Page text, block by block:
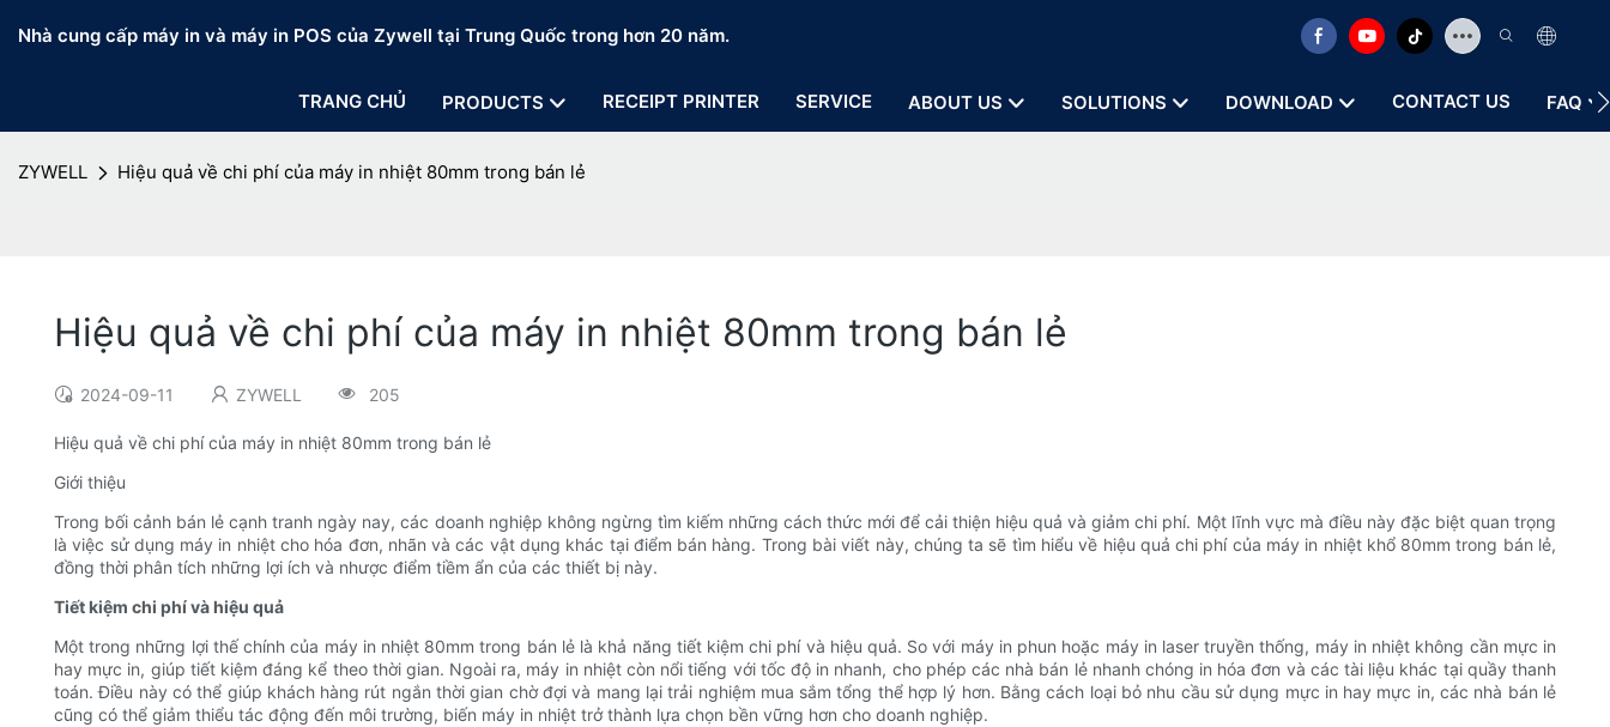
Nhà cung cấp máy in và máy in POS của Zywell tại Trung Quốc trong hơn 20 năm.
TRANG CHỦ PRODUCTS RECEIPT PRINTER SERVICE ABOUT US SOLUTIONS DOWNLOAD CONTACT US FAQ
ZYWELL Hiệu quả về chi phí của máy in nhiệt 80mm trong bán lẻ
Hiệu quả về chi phí của máy in nhiệt 80mm trong bán lẻ
2024-09-11 ZYWELL 205
Hiệu quả về chi phí của máy in nhiệt 80mm trong bán lẻ
Giới thiệu
Trong bối cảnh bán lẻ cạnh tranh ngày nay, các doanh nghiệp không ngừng tìm kiếm những cách thức mới để cải thiện hiệu quả và giảm chi phí. Một lĩnh vực mà điều này đặc biệt quan trọng
là việc sử dụng máy in nhiệt cho hóa đơn, nhãn và các vật dụng khác tại điểm bán hàng. Trong bài viết này, chúng ta sẽ tìm hiểu về hiệu quả chi phí của máy in nhiệt khổ 80mm trong bán lẻ,
đồng thời phân tích những lợi ích và nhược điểm tiềm ẩn của các thiết bị này.
Tiết kiệm chi phí và hiệu quả
Một trong những lợi thế chính của máy in nhiệt 80mm trong bán lẻ là khả năng tiết kiệm chi phí và hiệu quả. So với máy in phun hoặc máy in laser truyền thống, máy in nhiệt không cần mực in
hay mực in, giúp tiết kiệm đáng kể theo thời gian. Ngoài ra, máy in nhiệt còn nổi tiếng với tốc độ in nhanh, cho phép các nhà bán lẻ nhanh chóng in hóa đơn và các tài liệu khác tại quầy thanh
toán. Điều này có thể giúp khách hàng rút ngắn thời gian chờ đợi và mang lại trải nghiệm mua sắm tổng thể hợp lý hơn. Bằng cách loại bỏ nhu cầu sử dụng mực in hay mực in, các nhà bán lẻ
cũng có thể giảm thiểu tác động đến môi trường, biến máy in nhiệt trở thành lựa chọn bền vững hơn cho doanh nghiệp.